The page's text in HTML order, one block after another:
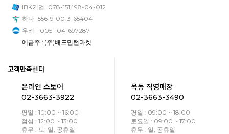
IBK기업
078-151498-04-012
하나 556-910013-65404
우리 1005-104-697287
예금주 : (주)배드민턴마켓
고객만족센터
온라인 스토어
02-3663-3922
평일 : 10:00 ~ 16:00
점심 : 12:00 ~ 13:00
휴무 : 토, 일, 공휴일
목동 직영매장
02-3663-3490
평일 : 09:00 ~ 18:00
토요일 : 09:00 ~ 17:00
휴무 : 일, 공휴일